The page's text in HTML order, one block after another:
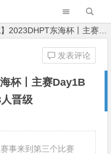
东海杯丨主赛Day1B组228人参赛，陈英杰领衔63人晋级
杯丨主赛Day1B
晋级
发表评论
事来到第三个比赛